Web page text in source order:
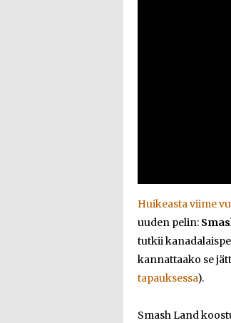
Huikeasta viime
uuden pelin:
tutkii
kannattaako se
tapauksessa).
Smash Land